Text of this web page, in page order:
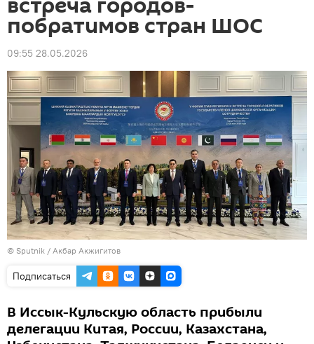
побратимов стран ШОС
09:55 28.05.2026
© Sputnik / Акбар Акжигитов
Подписаться
В Иссык-Кульскую область прибыли
делегации Китая, России, Казахстана,